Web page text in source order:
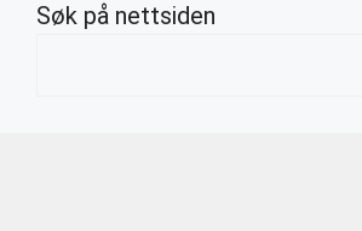
Søk på nettsiden